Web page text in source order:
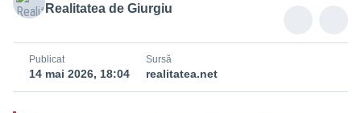
Realitatea de Giurgiu
Publicat
14 mai 2026, 18:04
Sursă
realitatea.net